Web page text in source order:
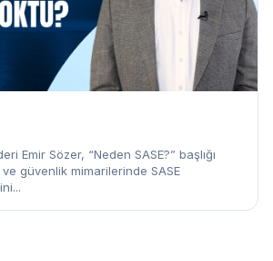
Emir Sözer, “Neden SASE?” başlığı
güvenlik mimarilerinde SASE